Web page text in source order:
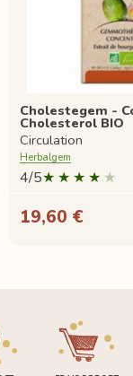
Cholestegem -
Cholesterol BIO
Circulation
Herbalgem
4/5
19,60 €